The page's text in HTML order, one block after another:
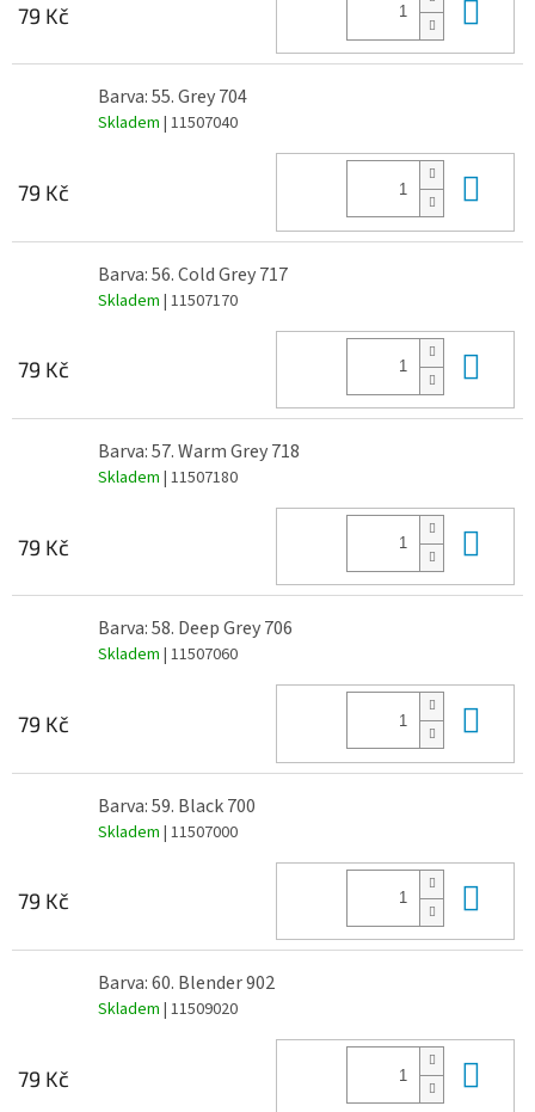
79 Kč
Barva: 55. Grey 704
Skladem | 11507040
79 Kč
Barva: 56. Cold Grey 717
Skladem | 11507170
79 Kč
Barva: 57. Warm Grey 718
Skladem | 11507180
79 Kč
Barva: 58. Deep Grey 706
Skladem | 11507060
79 Kč
Barva: 59. Black 700
Skladem | 11507000
79 Kč
Barva: 60. Blender 902
Skladem | 11509020
79 Kč